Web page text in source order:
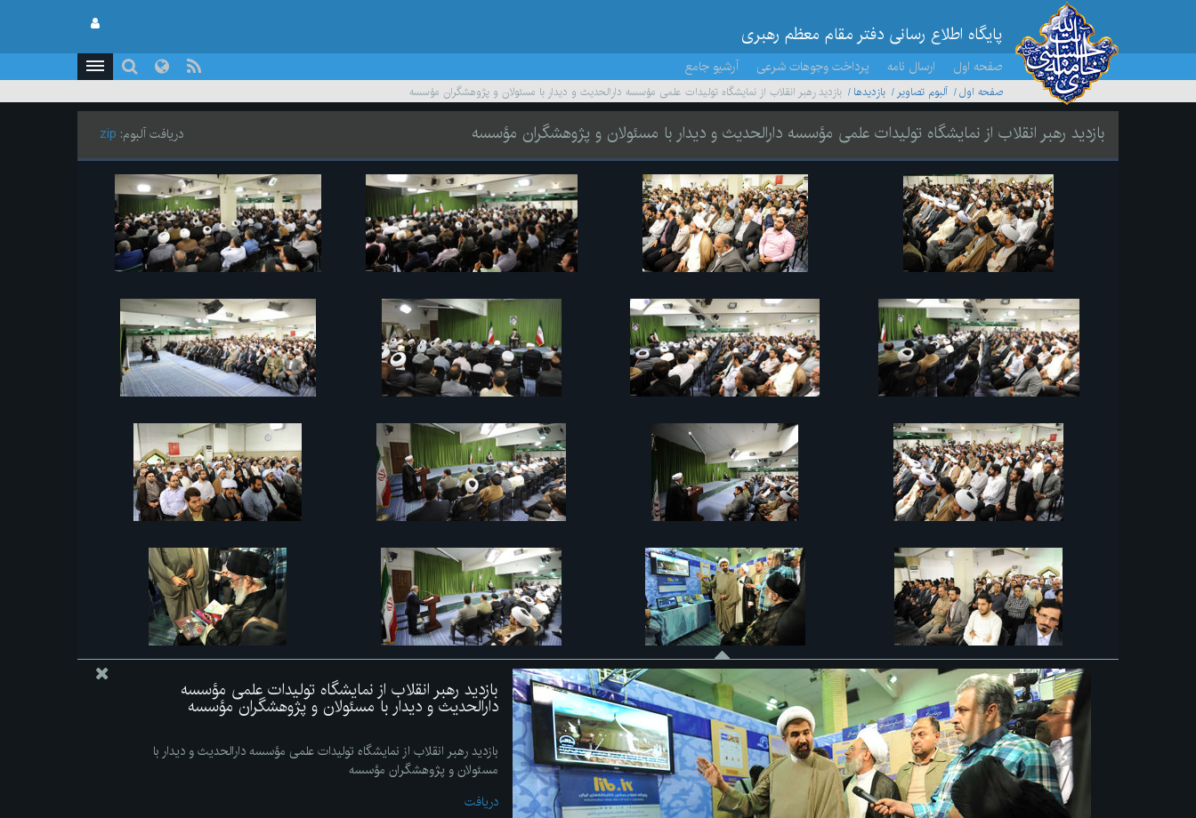
پایگاه اطلاع رسانی دفتر مقام معظم رهبری
صفحه اول ارسال نامه پرداخت وجوهات شرعی آرشیو جامع
صفحه اول آلبوم تصاویر بازديدها بازدید رهبر انقلاب از نمایشگاه تولیدات علمی مؤسسه دارالحدیث و دیدار با مسئولان و پژوهشگران مؤسسه
بازدید رهبر انقلاب از نمایشگاه تولیدات علمی مؤسسه دارالحدیث و دیدار با مسئولان و پژوهشگران مؤسسه دریافت آلبوم: zip
بازدید رهبر انقلاب از نمایشگاه تولیدات علمی مؤسسه
دارالحدیث و دیدار با مسئولان و پژوهشگران مؤسسه
بازدید رهبر انقلاب از نمایشگاه تولیدات علمی مؤسسه دارالحدیث و دیدار با
مسئولان و پژوهشگران مؤسسه
دریافت